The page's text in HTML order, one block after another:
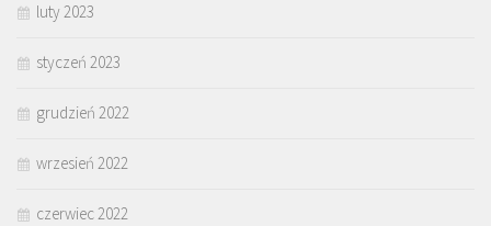
luty 2023
styczeń 2023
grudzień 2022
wrzesień 2022
czerwiec 2022